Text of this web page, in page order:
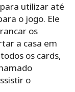
utilizar até
o jogo. Ele
os
a casa em
os cards,
o